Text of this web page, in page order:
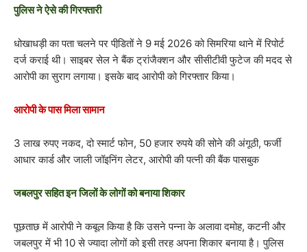
पुलिस ने ऐसे की गिरफ्तारी
धोखाधड़ी का पता चलने पर पीडि़तों ने 9 मई 2026 को सिमरिया थाने में रिपोर्ट
दर्ज कराई थी। साइबर सेल ने बैंक ट्रांजैक्शन और सीसीटीवी फुटेज की मदद से
आरोपी का सुराग लगाया। इसके बाद आरोपी को गिरफ्तार किया।
आरोपी के पास मिला सामान
3 लाख रुपए नकद, दो स्मार्ट फोन, 50 हजार रुपये की सोने की अंगूठी, फर्जी
आधार कार्ड और जाली जॉइनिंग लेटर, आरोपी की पत्नी की बैंक पासबुक
जबलपुर सहित इन जिलों के लोगों को बनाया शिकार
पूछताछ में आरोपी ने कबूल किया है कि उसने पन्ना के अलावा दमोह, कटनी और
जबलपुर में भी 10 से ज्यादा लोगों को इसी तरह अपना शिकार बनाया है। पुलिस